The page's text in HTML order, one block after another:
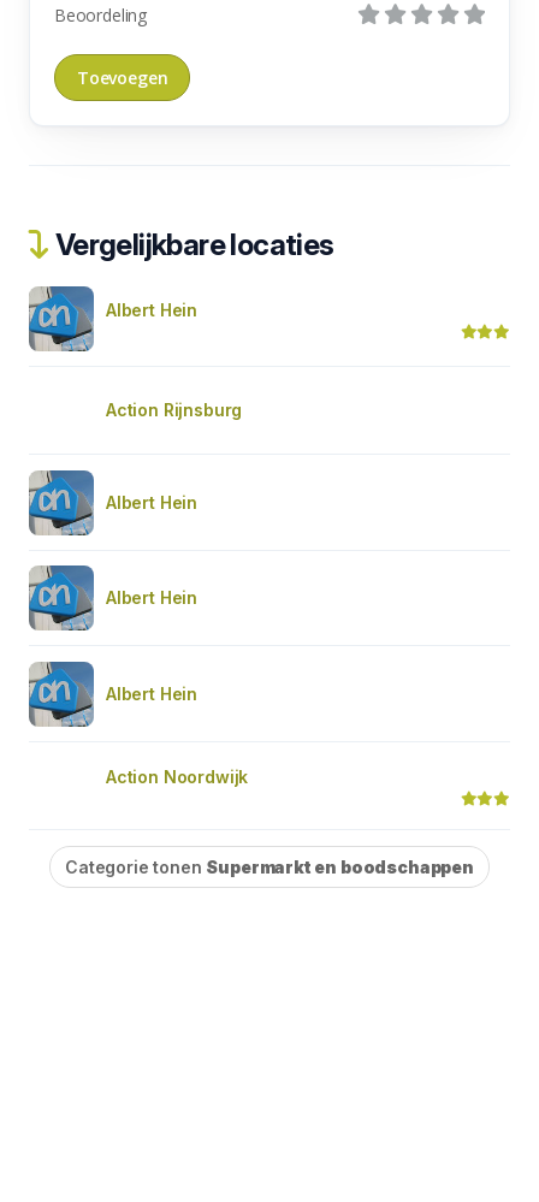
Beoordeling
Vergelijkbare locaties
Albert Hein
Action Rijnsburg
Albert Hein
Albert Hein
Albert Hein
Action Noordwijk
Categorie tonen Supermarkt en boodschappen